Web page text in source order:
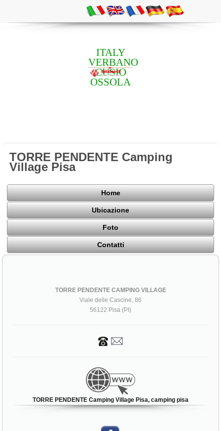
ITALY
VERBANO
CUSIO
OSSOLA
TORRE PENDENTE Camping
Village Pisa
Home
Ubicazione
Foto
Contatti
TORRE PENDENTE CAMPING VILLAGE
Viale delle Cascine, 86
56122 Pisa (PI)
TORRE PENDENTE Camping Village Pisa, camping pisa